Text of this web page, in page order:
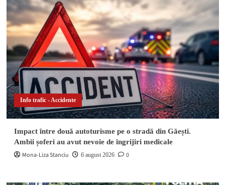
Info trafic - Accidente
Impact între două autoturisme pe o stradă din Găești.
Ambii șoferi au avut nevoie de îngrijiri medicale
Mona-Liza Stanciu 6 august 2026 0